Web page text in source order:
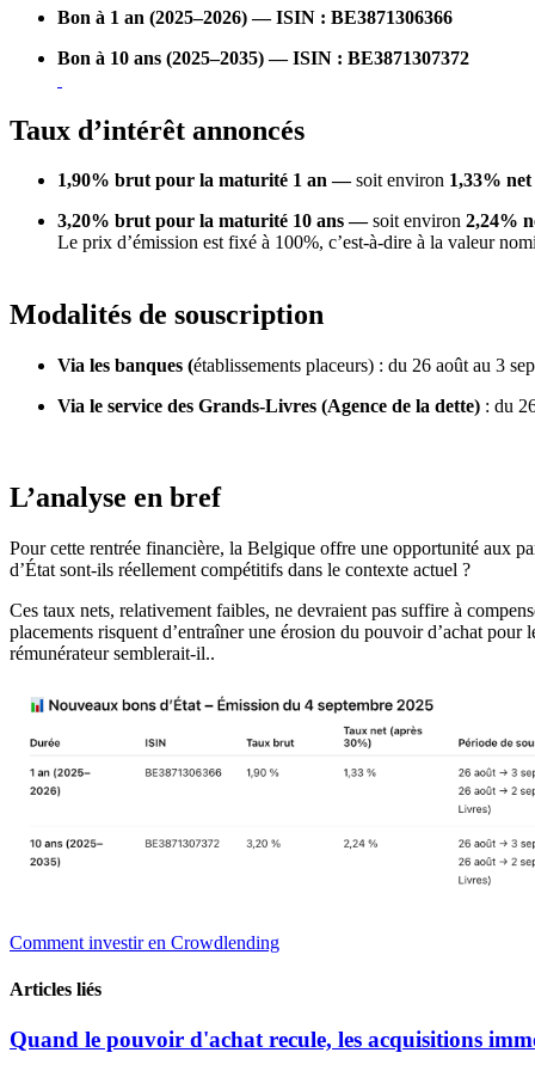
Bon à 1 an (2025–2026) — ISIN : BE3871306366
Bon à 10 ans (2025–2035) — ISIN : BE3871307372
Taux d’intérêt annoncés
1,90% brut pour la maturité 1 an —soit environ 1,33% net
3,20% brut pour la maturité 10 ans —soit environ 2,24%
Le prix d’émission est fixé à 100%, c’est-à-dire à la valeur
Modalités de souscription
Via les banques (établissements placeurs) : du 26 août au 3
Via le service des Grands-Livres (Agence de la dette) : du
L’analyse en bref
Pour cette rentrée financière, la Belgique offre une opportunité aux
d’État sont-ils réellement compétitifs dans le contexte actuel ?
Ces taux nets, relativement faibles, ne devraient pas suffire à
placements risquent d’entraîner une érosion du pouvoir d’achat
rémunérateur semblerait-il..
Comment investir en Crowdlending
Articles liés
Quand le pouvoir d'achat recule, les acquisitions